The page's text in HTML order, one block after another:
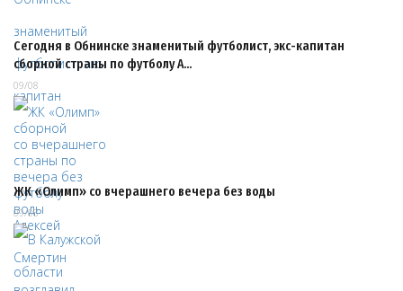
Сегодня в Обнинске знаменитый футболист, экс-капитан
сборной страны по футболу А…
09/08
ЖК «Олимп» со вчерашнего вечера без воды
09/08